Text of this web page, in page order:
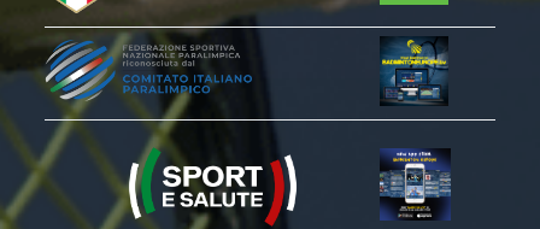
COMUNICATI
ALBO D'ORO CAMPIONATI ITALIANI
CAMPIONATI A SQUADRE
EVENTI INTERNAZIONALI
CLASSIFICHE NAZIONALI